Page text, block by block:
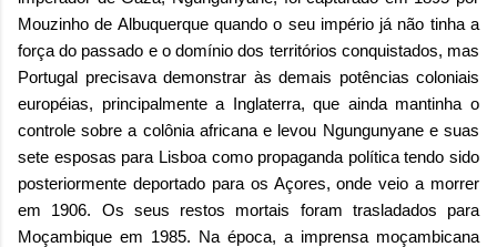
Mouzinho de Albuquerque quando o seu império já não tinha a
força do passado e o domínio dos territórios conquistados, mas
Portugal precisava demonstrar às demais potências coloniais
européias, principalmente a Inglaterra, que ainda mantinha o
controle sobre a colônia africana e levou Ngungunyane e suas
sete esposas para Lisboa como propaganda política tendo sido
posteriormente deportado para os Açores, onde veio a morrer
em 1906. Os seus restos mortais foram trasladados para
Moçambique em 1985. Na época, a imprensa moçambicana